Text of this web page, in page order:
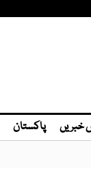
پاکستان